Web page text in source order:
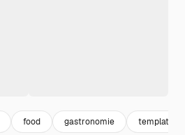
food gastronomie template